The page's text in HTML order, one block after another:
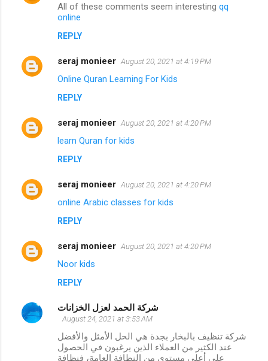
All of these comments seem interesting qq
online
REPLY
seraj monieer August 20, 2021 at 4:19 PM
Online Quran Learning For Kids
REPLY
seraj monieer August 20, 2021 at 4:20 PM
learn Quran for kids
REPLY
seraj monieer August 20, 2021 at 4:20 PM
online Arabic classes for kids
REPLY
seraj monieer August 20, 2021 at 4:20 PM
Noor kids
REPLY
شركة الحمد لعزل الخزانات
August 24, 2021 at 3:53 AM
شركة تنظيف بالبخار بجدة هي الحل الأمثل والأفضل
عند الكثير من العملاء الذين يرغبون في الحصول
على أعلى مستوى من النظافة العامة، فنظافة